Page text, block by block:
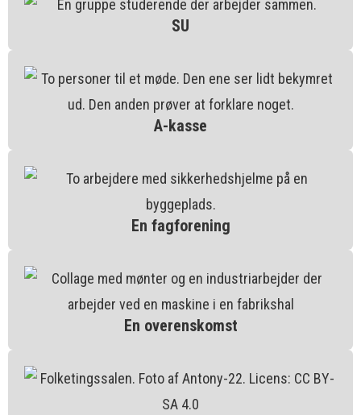
SU
A-kasse
En fagforening
En overenskomst